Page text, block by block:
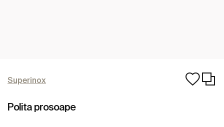
Superinox
Polita prosoape